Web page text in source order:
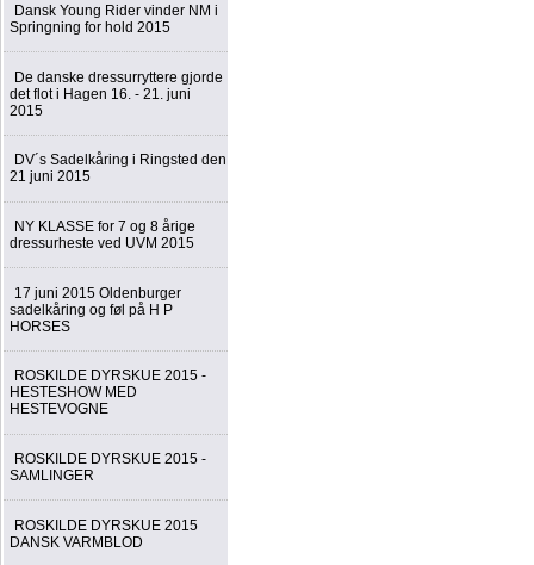
Dansk Young Rider vinder NM i
Springning for hold 2015
De danske dressurryttere gjorde
det flot i Hagen 16. - 21. juni
2015
DV´s Sadelkåring i Ringsted den
21 juni 2015
NY KLASSE for 7 og 8 årige
dressurheste ved UVM 2015
17 juni 2015 Oldenburger
sadelkåring og føl på H P
HORSES
ROSKILDE DYRSKUE 2015 -
HESTESHOW MED
HESTEVOGNE
ROSKILDE DYRSKUE 2015 -
SAMLINGER
ROSKILDE DYRSKUE 2015
DANSK VARMBLOD